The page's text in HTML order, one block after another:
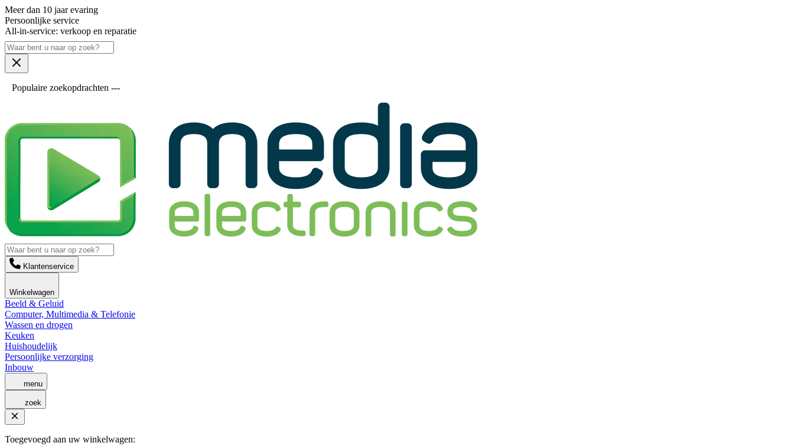
Meer dan 10 jaar evaring
Persoonlijke service
All-in-service: verkoop en reparatie
Populaire zoekopdrachten ---
Klantenservice
Winkelwagen
Beeld & Geluid
Computer, Multimedia & Telefonie
Wassen en drogen
Keuken
Huishoudelijk
Persoonlijke verzorging
Inbouw
menu
zoek
Toegevoegd aan uw winkelwagen: